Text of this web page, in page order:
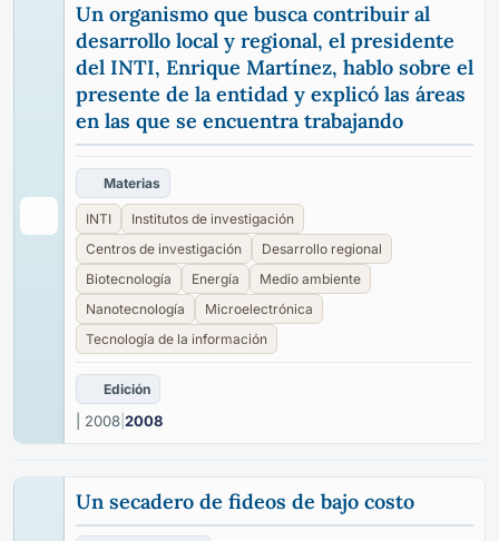
Un organismo que busca contribuir al
desarrollo local y regional, el presidente
del INTI, Enrique Martínez, hablo sobre el
presente de la entidad y explicó las áreas
en las que se encuentra trabajando
Materias
INTI
Institutos de investigación
Centros de investigación
Desarrollo regional
Biotecnología
Energía
Medio ambiente
Nanotecnología
Microelectrónica
Tecnología de la información
Edición
| 2008 2008
Un secadero de fideos de bajo costo